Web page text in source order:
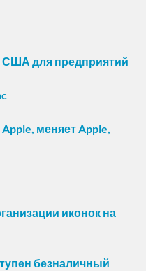
США для предприятий
меняет Apple,
иконок на
безналичный